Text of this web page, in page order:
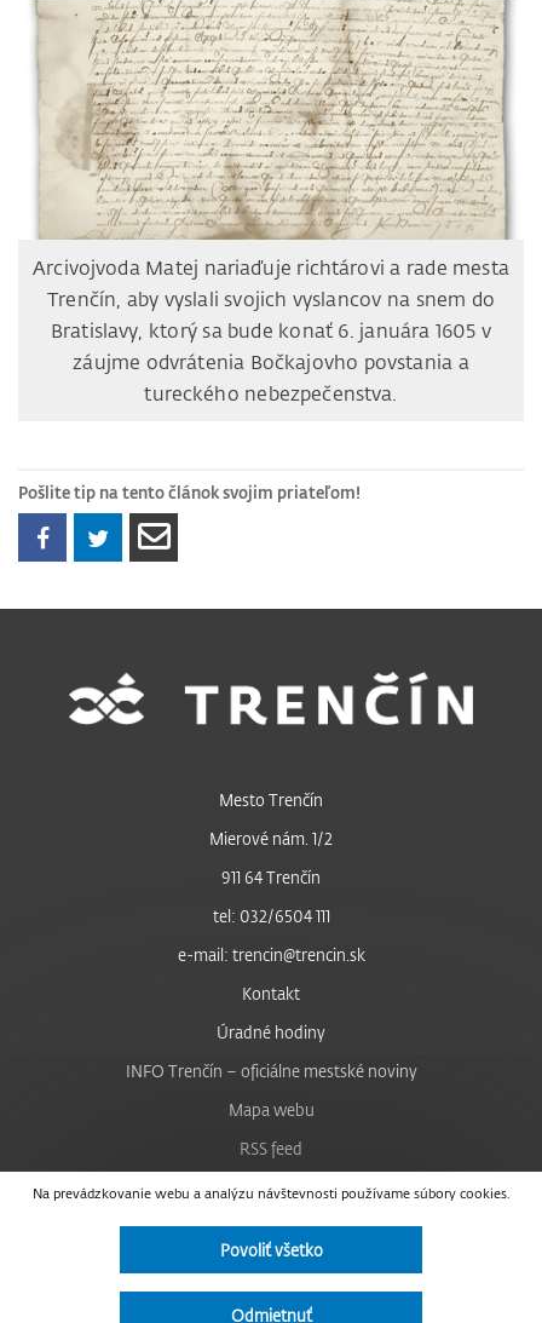
Arcivojvoda Matej nariaďuje richtárovi a rade mesta
Trenčín, aby vyslali svojich vyslancov na snem do
Bratislavy, ktorý sa bude konať 6. januára 1605 v
záujme odvrátenia Bočkajovho povstania a
tureckého nebezpečenstva.
Pošlite tip na tento článok svojim priateľom!
Na prevádzkovanie webu a analýzu návštevnosti používame súbory cookies.
Povoliť všetko
Odmietnuť
Mesto Trenčín
Mierové nám. 1/2
911 64 Trenčín
tel: 032/6504 111
e-mail: trencin@trencin.sk
Kontakt
Úradné hodiny
INFO Trenčín – oficiálne mestské noviny
Mapa webu
RSS feed
Nastavenie cookies
Facebook
Instagram